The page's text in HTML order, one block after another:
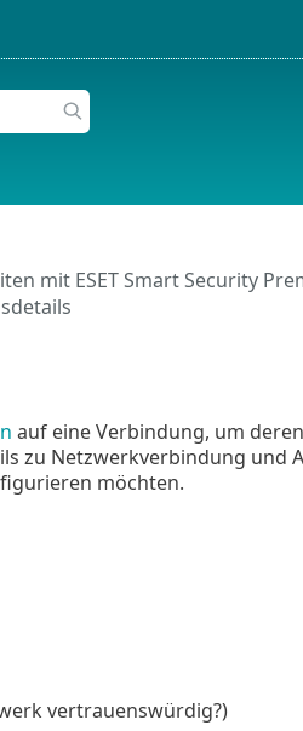
mit ESET Smart Security
auf eine Verbindung, um
zu Netzwerkverbindung und
möchten.
vertrauenswürdig?)